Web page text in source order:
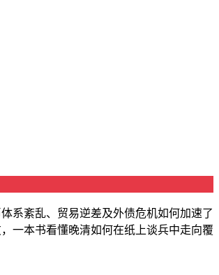
系紊乱、贸易逆差及外债危机如何加速了
一本书看懂晚清如何在纸上谈兵中走向覆